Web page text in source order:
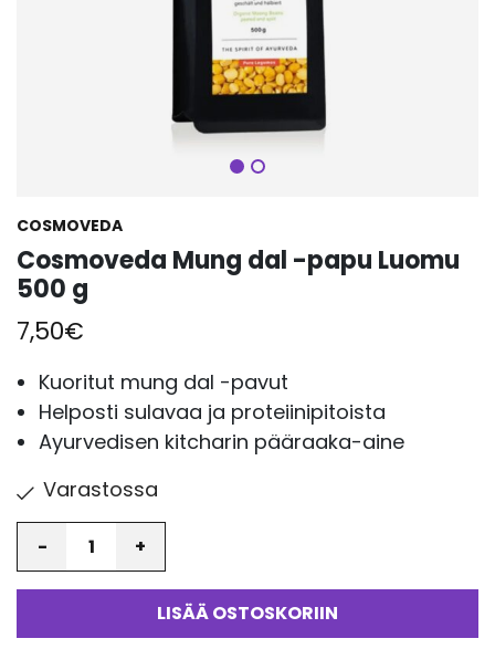
COSMOVEDA
Cosmoveda Mung dal -papu Luomu
500 g
7,50€
Kuoritut mung dal -pavut
Helposti sulavaa ja proteiinipitoista
Ayurvedisen kitcharin pääraaka-aine
Varastossa
LISÄÄ OSTOSKORIIN